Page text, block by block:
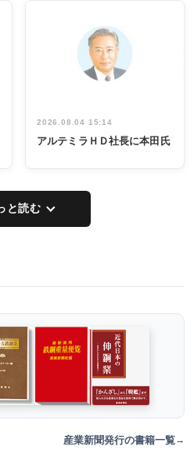
2026.08.04 15:14
アルテミラＨＤ社長に本田氏
と読む
産業新聞発行の書籍一覧